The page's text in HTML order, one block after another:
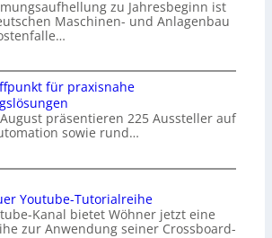
zu Jahresbeginn ist
Maschinen- und Anlagenbau
für praxisnahe
präsentieren 225 Aussteller auf
sowie rund…
Youtube-Tutorialreihe
Kanal bietet Wöhner jetzt eine
zur Anwendung seiner Crossboard-